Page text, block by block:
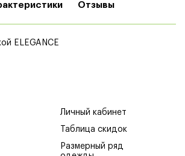
Отзывы
ELEGANCE
Личный кабинет
Таблица скидок
Размерный ряд